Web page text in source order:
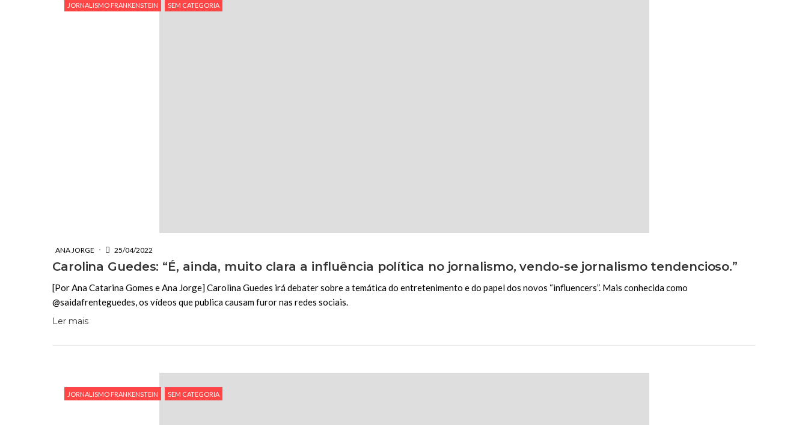
JORNALISMO FRANKENSTEIN SEM CATEGORIA
ANA JORGE 25/04/2022
Carolina Guedes: “É, ainda, muito clara a influência política no jornalismo, vendo-se jornalismo tendencioso.”
[Por Ana Catarina Gomes e Ana Jorge] Carolina Guedes irá debater sobre a temática do entretenimento e do papel dos novos “influencers”. Mais conhecida como
@saidafrenteguedes, os vídeos que publica causam furor nas redes sociais.
Ler mais
JORNALISMO FRANKENSTEIN SEM CATEGORIA